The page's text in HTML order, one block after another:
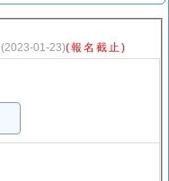
(2023-01-23)(報名截止)